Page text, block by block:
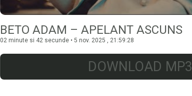
BETO ADAM – APELANT ASCUNS
02 minute si 42 secunde • 5 nov. 2025 , 21:59:28
DOWNLOAD MP3